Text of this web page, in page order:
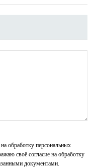
обработку персональных
своё согласие на обработку
документами.